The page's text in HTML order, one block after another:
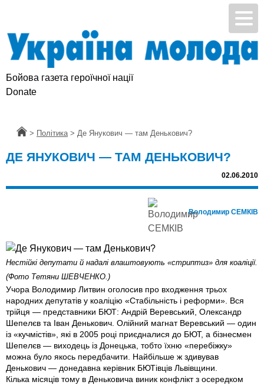
Бойова газета героїчної нації
Donate
Головна
> Політика > Де Янукович — там Денькович?
ДЕ ЯНУКОВИЧ — ТАМ ДЕНЬКОВИЧ?
02.06.2010
Володимир СЕМКІВ
Нестійкі депутати й надалі влаштовують «стриптиз» для коаліції.
(Фото Тетяни ШЕВЧЕНКО.)
Учора Володимир Литвин оголосив про входження трьох
народних депутатів у коаліцію «Стабільність і реформи». Вся
трійця — представники БЮТ: Андрій Веревський, Олександр
Шепелєв та Іван Денькович. Олійний магнат Веревський — один
із «кучмістів», які в 2005 році приєдналися до БЮТ, а бізнесмен
Шепелєв — виходець із Донецька, тобто їхню «перебіжку»
можна було якось передбачити. Найбільше ж здивував
Денькович — донедавна керівник БЮТівців Львівщини.
Кілька місяців тому в Деньковича виник конфлікт з осередком